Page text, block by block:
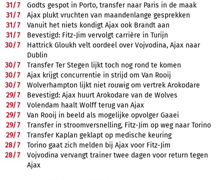
31/7
Godts gespot in Porto, transfer naar Paris in de maak
31/7
Ajax plukt vruchten van maandenlange gesprekken
31/7
Vanuit het niets kondigt Ajax ook Brandt aan
31/7
Bevestigd: Fitz-Jim vervolgt carrière in Turijn
30/7
Hattrick Gloukh velt oordeel over Vojvodina, Ajax naar
Dublin
30/7
Transfer Ter Stegen lijkt toch nog rond te komen
30/7
Ajax krijgt concurrentie in strijd om Van Rooij
30/7
Wolverhampton lijkt niet rouwig om vertrek Arokodare
29/7
Bevestigd: Ajax huurt Arokodare van de Wolves
29/7
Volendam haalt Wolff terug van Ajax
29/7
Van Rooij in beeld als mogelijke opvolger Gaaei
29/7
Transfer in stroomversnelling, Fitz-Jim op weg naar Torino
29/7
Transfer Kaplan geklapt op medische keuring
28/7
Torino gaat zich melden bij Ajax voor Fitz-Jim
28/7
Vojvodina vervangt trainer twee dagen voor return tegen
Ajax